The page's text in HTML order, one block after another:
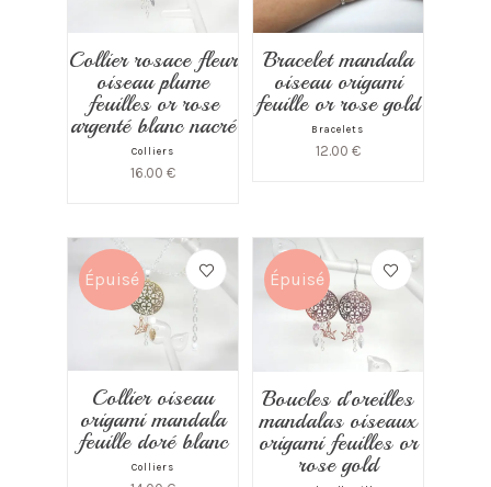
Collier rosace fleur
oiseau plume
feuilles or rose
argenté blanc nacré
Colliers
16.00 €
Bracelet mandala
oiseau origami
feuille or rose gold
Bracelets
12.00 €
Épuisé
Collier oiseau
origami mandala
feuille doré blanc
Colliers
Épuisé
Boucles d’oreilles
mandalas oiseaux
origami feuilles or
rose gold